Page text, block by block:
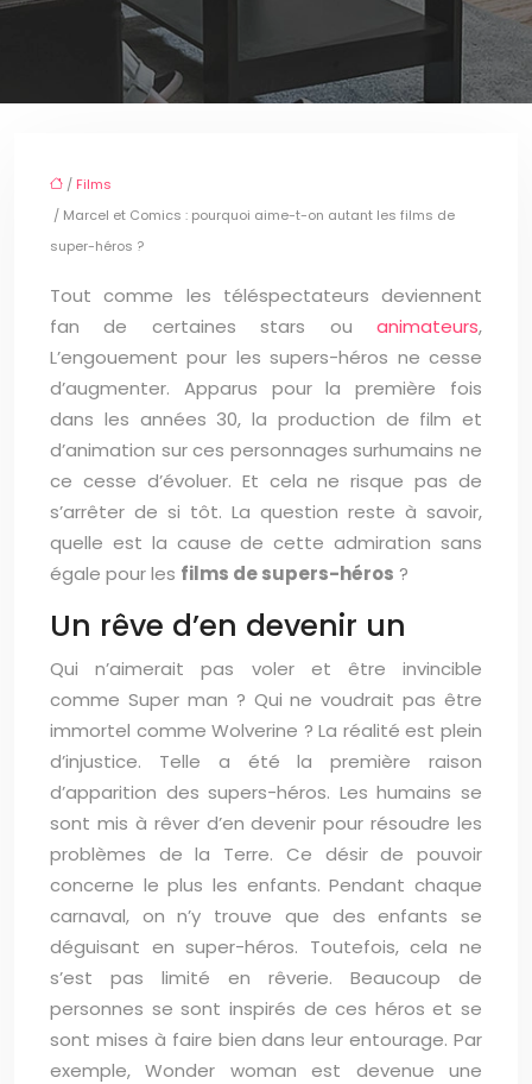
/ Films
/ Marcel et Comics : pourquoi aime-t-on autant les films de
super-héros ?
Tout comme les téléspectateurs deviennent
fan de certaines stars ou animateurs,
L’engouement pour les supers-héros ne cesse
d’augmenter. Apparus pour la première fois
dans les années 30, la production de film et
d’animation sur ces personnages surhumains ne
ce cesse d’évoluer. Et cela ne risque pas de
s’arrêter de si tôt. La question reste à savoir,
quelle est la cause de cette admiration sans
égale pour les films de supers-héros ?
Un rêve d’en devenir un
Qui n’aimerait pas voler et être invincible
comme Super man ? Qui ne voudrait pas être
immortel comme Wolverine ? La réalité est plein
d’injustice. Telle a été la première raison
d’apparition des supers-héros. Les humains se
sont mis à rêver d’en devenir pour résoudre les
problèmes de la Terre. Ce désir de pouvoir
concerne le plus les enfants. Pendant chaque
carnaval, on n’y trouve que des enfants se
déguisant en super-héros. Toutefois, cela ne
s’est pas limité en rêverie. Beaucoup de
personnes se sont inspirés de ces héros et se
sont mises à faire bien dans leur entourage. Par
exemple, Wonder woman est devenue une